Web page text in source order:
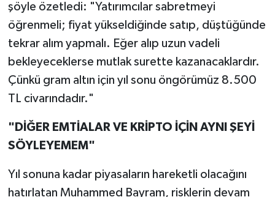
şöyle özetledi: "Yatırımcılar sabretmeyi
öğrenmeli; fiyat yükseldiğinde satıp, düştüğünde
tekrar alım yapmalı. Eğer alıp uzun vadeli
bekleyeceklerse mutlak surette kazanacaklardır.
Çünkü gram altın için yıl sonu öngörümüz 8.500
TL civarındadır."
"DİĞER EMTİALAR VE KRİPTO İÇİN AYNI ŞEYİ
SÖYLEYEMEM"
Yıl sonuna kadar piyasaların hareketli olacağını
hatırlatan Muhammed Bayram, risklerin devam